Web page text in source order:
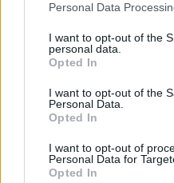
negar su consentimiento.
de su consentimiento, pero
rechazar tal procesamiento.
cualquier momento
visitando nuestra política de
Personal Data
I want to opt-out of the
personal data.
Opted In
I want to opt-out of the
Personal Data.
Opted In
I want to opt-out of
Personal Data for
Opted In